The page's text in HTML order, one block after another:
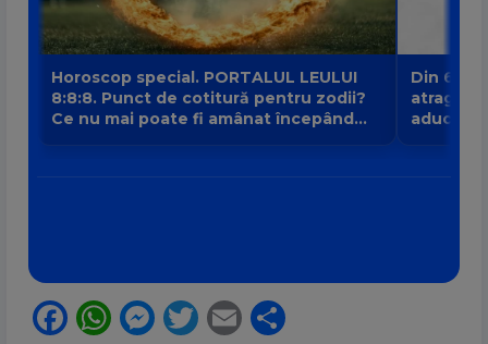
Horoscop special. PORTALUL LEULUI
8:8:8. Punct de cotitură pentru zodii?
Ce nu mai poate fi amânat începând
Din 6
atrage
aduce
Facebook
WhatsApp
Messenger
Twitter
Email